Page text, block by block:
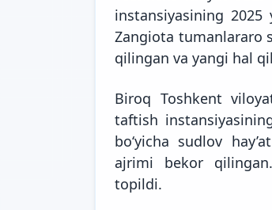
instansiyasining
Zangiota tumanlararo
qilingan va yangi hal
Biroq Toshkent
taftish
bo‘yicha sudlov
ajrimi bekor
topildi.